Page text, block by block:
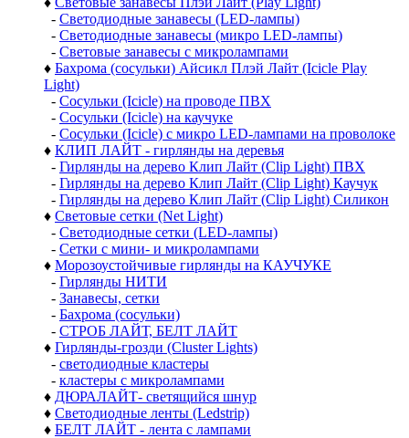
- Светодиодные занавесы (LED-лампы)
- Светодиодные занавесы (микро LED-лампы)
- Световые занавесы с микролампами
♦ Бахрома (сосульки) Айсикл Плэй Лайт (Icicle Play
Light)
- Сосульки (Icicle) на проводе ПВХ
- Сосульки (Icicle) на каучуке
- Сосульки (Icicle) с микро LED-лампами на проволоке
♦ КЛИП ЛАЙТ - гирлянды на деревья
- Гирлянды на дерево Клип Лайт (Clip Light) ПВХ
- Гирлянды на дерево Клип Лайт (Clip Light) Каучук
- Гирлянды на дерево Клип Лайт (Clip Light) Силикон
♦ Световые сетки (Net Light)
- Светодиодные сетки (LED-лампы)
- Сетки с мини- и микролампами
♦ Морозоустойчивые гирлянды на КАУЧУКЕ
- Гирлянды НИТИ
- Занавесы, сетки
- Бахрома (сосульки)
- СТРОБ ЛАЙТ, БЕЛТ ЛАЙТ
♦ Гирлянды-грозди (Cluster Lights)
- светодиодные кластеры
- кластеры с микролампами
♦ ДЮРАЛАЙТ- светящийся шнур
♦ Светодиодные ленты (Ledstrip)
♦ БЕЛТ ЛАЙТ - лента с лампами